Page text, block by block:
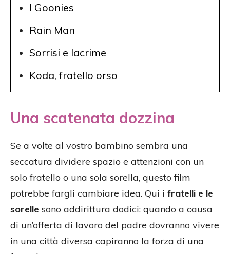
I Goonies
Rain Man
Sorrisi e lacrime
Koda, fratello orso
Una scatenata dozzina
Se a volte al vostro bambino sembra una
seccatura dividere spazio e attenzioni con un
solo fratello o una sola sorella, questo film
potrebbe fargli cambiare idea. Qui i fratelli e le
sorelle sono addirittura dodici: quando a causa
di un’offerta di lavoro del padre dovranno vivere
in una città diversa capiranno la forza di una